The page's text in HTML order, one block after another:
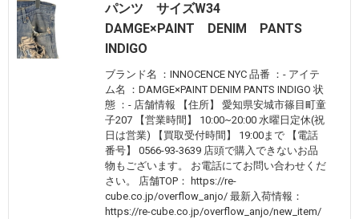
パンツ サイズW34
DAMGE×PAINT DENIM PANTS
INDIGO
ブランド名 ：INNOCENCE NYC 品番 ：- アイテ
ム名 ：DAMGE×PAINT DENIM PANTS INDIGO 状
態 ：- 店舗情報 【住所】 愛知県安城市篠目町童
子207 【営業時間】 10:00~20:00 水曜日定休(祝
日は営業) 【買取受付時間】 19:00まで 【電話
番号】 0566-93-3639 店頭で購入できないお品
物もございます。 お電話にてお問い合わせくだ
さい。 店舗TOP： https://re-
cube.co.jp/overflow_anjo/ 最新入荷情報：
https://re-cube.co.jp/overflow_anjo/new_item/